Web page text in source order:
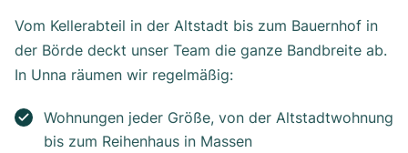
Vom Kellerabteil in der Altstadt bis zum Bauernhof in
der Börde deckt unser Team die ganze Bandbreite ab.
In Unna räumen wir regelmäßig:
Wohnungen jeder Größe, von der Altstadtwohnung
bis zum Reihenhaus in Massen